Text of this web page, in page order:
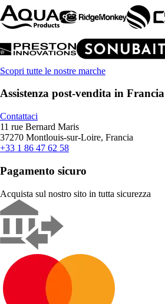
Scopri tutte le nostre marche
Assistenza post-vendita in Francia
Contattaci
11 rue Bernard Maris
37270 Montlouis-sur-Loire, Francia
+33 1 86 47 62 58
Pagamento sicuro
Acquista sul nostro sito in tutta sicurezza